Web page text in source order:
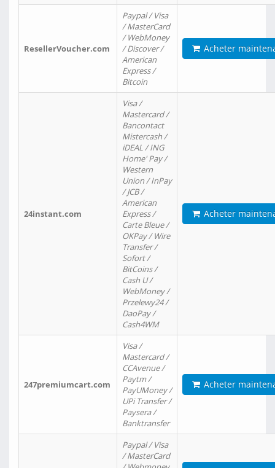
ResellerVoucher.com
Paypal / Visa
/ MasterCard
/ WebMoney
/ Discover /
American
Express /
Bitcoin
Acheter
24instant.com
Visa /
Mastercard /
Bancontact
Mistercash /
iDEAL / ING
Home' Pay /
Western
Union / InPay
/ JCB /
American
Express /
Carte Bleue /
OKPay / Wire
Transfer /
Sofort /
BitCoins /
Cash U /
WebMoney /
Przelewy24 /
DaoPay /
Cash4WM
Acheter
247premiumcart.com
Visa /
Mastercard /
CCAvenue /
Paytm /
PayUMoney /
UPi Transfer /
Paysera /
Banktransfer
Acheter
Paypal / Visa
/ MasterCard